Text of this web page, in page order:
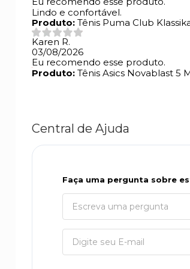
Lindo e confortável.
Produto: Tênis Puma Club
Karen R.
03/08/2026
Eu recomendo esse produto.
Produto: Tênis Asics Novablast 5
Central de Ajuda
Faça uma pergunta sobre